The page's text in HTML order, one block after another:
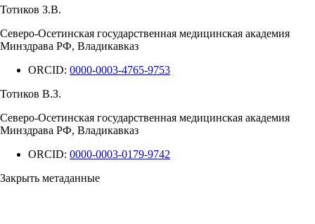
Тотиков З.В.
Северо-Осетинская государственная медицинская академия
Минздрава РФ, Владикавказ
ORCID: 0000-0003-4765-9753
Тотиков В.З.
Северо-Осетинская государственная медицинская академия
Минздрава РФ, Владикавказ
ORCID: 0000-0003-0179-9742
Закрыть метаданные